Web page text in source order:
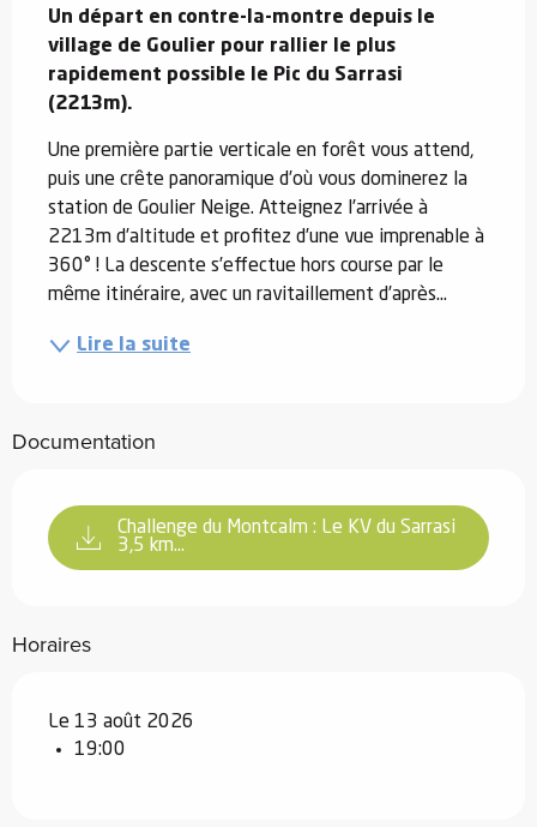
Un départ en contre-la-montre depuis le
village de Goulier pour rallier le plus
rapidement possible le Pic du Sarrasi
(2213m).
Une première partie verticale en forêt vous attend,
puis une crête panoramique d’où vous dominerez la
station de Goulier Neige. Atteignez l’arrivée à
2213m d’altitude et profitez d’une vue imprenable à
360° ! La descente s’effectue hors course par le
même itinéraire, avec un ravitaillement d’après...
Lire la suite
Documentation
Challenge du Montcalm : Le KV du Sarrasi
3,5 km...
Horaires
Le 13 août 2026
19:00